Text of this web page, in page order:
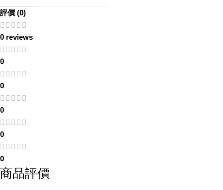
評價 (0)
0 reviews
0
0
0
0
0
商品評價